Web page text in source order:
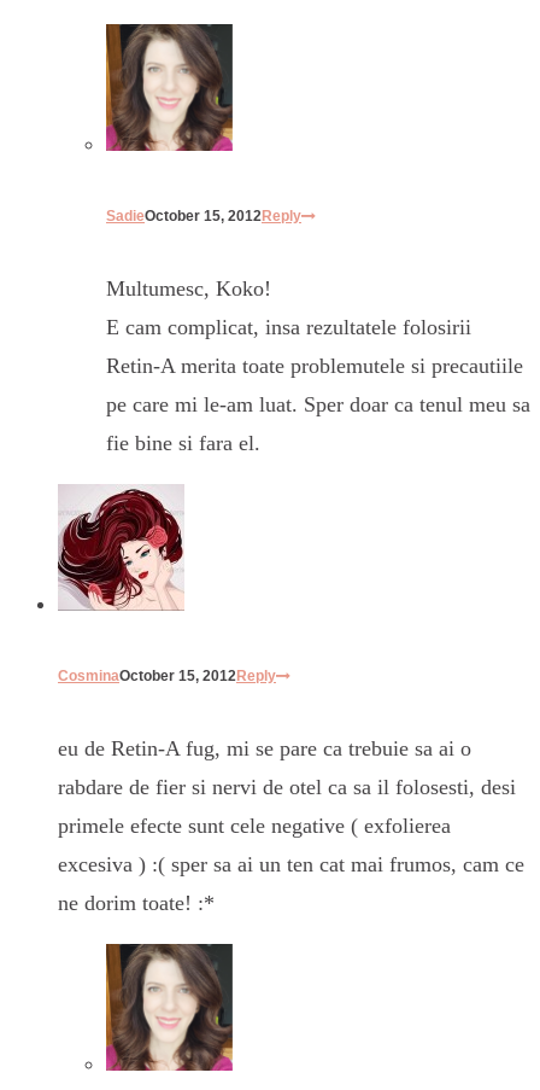
SadieOctober 15, 2012Reply
Multumesc, Koko!
E cam complicat, insa rezultatele folosirii
Retin-A merita toate problemutele si precautiile
pe care mi le-am luat. Sper doar ca tenul meu sa
fie bine si fara el.
CosminaOctober 15, 2012Reply
eu de Retin-A fug, mi se pare ca trebuie sa ai o
rabdare de fier si nervi de otel ca sa il folosesti, desi
primele efecte sunt cele negative ( exfolierea
excesiva ) :( sper sa ai un ten cat mai frumos, cam ce
ne dorim toate! :*